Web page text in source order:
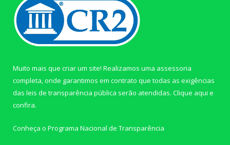
Muito mais que criar um site! Realizamos uma assessoria
completa, onde garantimos em contrato que todas as exigências
das leis de transparência pública serão atendidas. Clique aqui e
confira.
Conheça o Programa Nacional de Transparência